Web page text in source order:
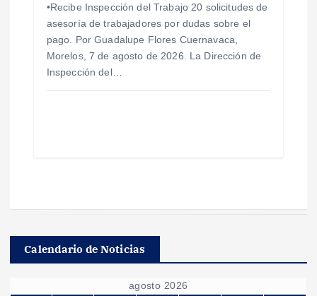
•Recibe Inspección del Trabajo 20 solicitudes de
asesoría de trabajadores por dudas sobre el
pago. Por Guadalupe Flores Cuernavaca,
Morelos, 7 de agosto de 2026. La Dirección de
Inspección del…
Calendario de Noticias
agosto 2026